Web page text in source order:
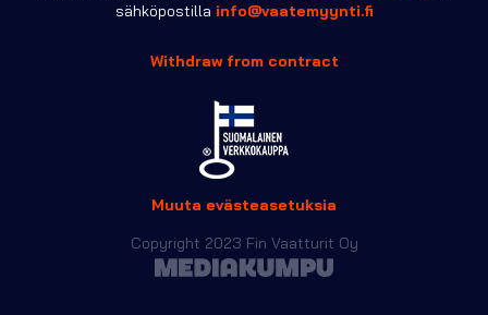
sähköpostilla info@vaatemyynti.fi
Withdraw from contract
Muuta evästeasetuksia
Copyright 2023 Fin Vaatturit Oy